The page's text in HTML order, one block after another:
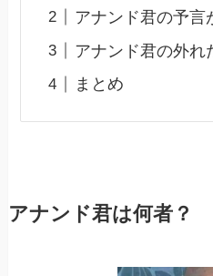
アナンド君の予言
アナンド君の外れ
まとめ
アナンド君は何者？